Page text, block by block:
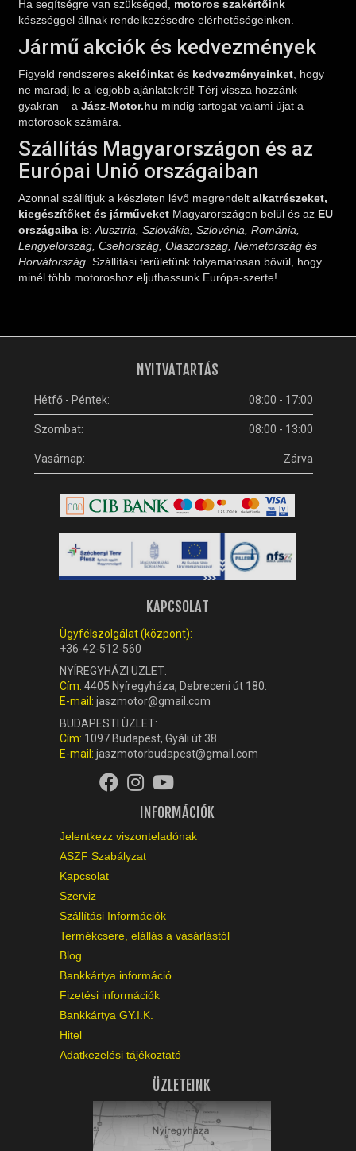
készséggel állnak rendelkezésedre elérhetőségeinken.
Jármű akciók és kedvezmények
kedvezményeinket
ne maradj le a legjobb ajánlatokról! Térj vissza hozzánk
gyakran – a Jász-Motor.humindig tartogat valami újat a
motorosok számára.
Szállítás Magyarországon és az
Európai Unió országaiban
Azonnal szállítjuk a készleten lévő megrendelt
kiegészítőket és járműveket Magyarországon belül és azEU
országaibais:Ausztria, Szlovákia, Szlovénia, Románia,
Lengyelország, Csehország, Olaszország, Németország és
Horvátország. Szállítási területünk folyamatosan bővül, hogy
minél több motoroshoz eljuthassunk Európa-szerte!
Szombat: 08:00 - 13:00
Vasárnap: Zárva
+36-42-512-560
Cím:4405 Nyíregyháza, Debreceni út 180.
E-mail:jaszmotor@gmail.com
BUDAPESTI ÜZLET:
Cím:1097 Budapest, Gyáli út 38.
E-mail:jaszmotorbudapest@gmail.com
ASZF Szabályzat
Kapcsolat
Szerviz
Szállítási Információk
Termékcsere, elállás a vásárlástól
Blog
Bankkártya információ
Fizetési információk
Bankkártya GY.I.K.
Hitel
Adatkezelési tájékoztató